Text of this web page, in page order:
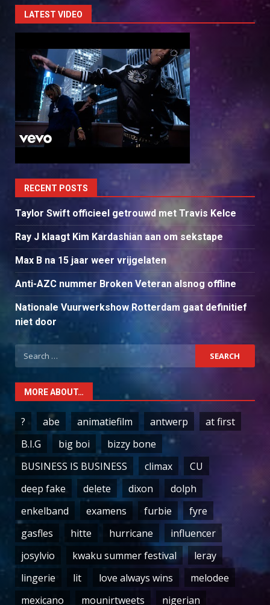
LATEST VIDEO
RECENT POSTS
Taylor Swift officieel getrouwd met Travis Kelce
Ray J klaagt Kim Kardashian aan om sekstape
Max B na 15 jaar weer vrijgelaten
Anti-AZC nummer Broken Veteran alsnog offline
Nationale Vuurwerkshow Rotterdam gaat definitief
niet door
Search
for:
MORE ABOUT…
? abe animatiefilm antwerp
at first
B.I.G
big boi
bizzy bone
BUSINESS IS BUSINESS
climax
CU
deep fake
delete dixon
dolph
enkelband
examens furbie
fyre
gasfles
hitte hurricane
influencer
josylvio
kwaku summer festival
leray
lingerie
lit love always wins
melodee
mexicano
mounirtweets nigerian